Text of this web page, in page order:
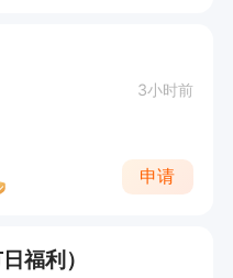
3小时前
申请
福利）